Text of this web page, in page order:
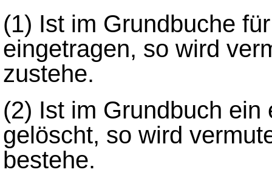
(1) Ist im Grundbuche
eingetragen, so wird
zustehe.
(2) Ist im Grundbuch
gelöscht, so wird
bestehe.